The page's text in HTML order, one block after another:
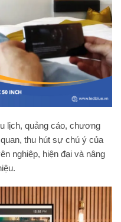
lịch, quảng cáo, chương
thu hút sự chú ý của
nghiệp, hiện đại và nâng